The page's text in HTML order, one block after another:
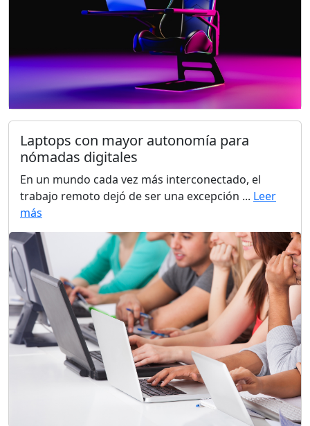
Laptops con mayor autonomía para
nómadas digitales
En un mundo cada vez más interconectado, el
trabajo remoto dejó de ser una excepción ... Leer
más